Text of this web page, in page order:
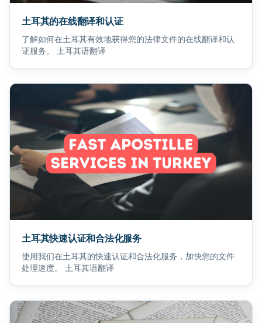
土耳其的在线翻译和认证
了解如何在土耳其有效地获得您的法律文件的在线翻译和认
证服务。 土耳其语翻译
土耳其快速认证和合法化服务
使用我们在土耳其的快速认证和合法化服务，加快您的文件
处理速度。 土耳其语翻译